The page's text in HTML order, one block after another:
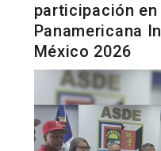
participación en
Panamericana
México 2026